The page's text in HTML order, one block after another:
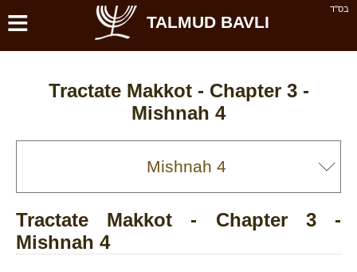
בס''ד ≡ TALMUD BAVLI
Tractate Makkot - Chapter 3 -
Mishnah 4
Tractate Makkot - Chapter 3 -
Mishnah 4